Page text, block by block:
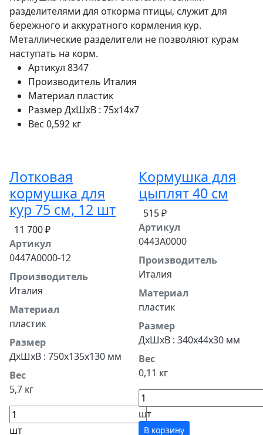
разделителями для откорма птицы, служит для
бережного и аккуратного кормления кур.
Металлические разделители не позволяют курам
наступать на корм.
Артикул 8347
Производитель Италия
Материал пластик
Размер ДхШхВ : 75х14х7
Вес 0,592 кг
Лотковая
кормушка для
кур 75 см, 12 шт
11 700 ₽
Артикул
0447A0000-12
Производитель
Италия
Материал
пластик
Размер
ДхШхВ : 750x135x130 мм
Вес
5,7 кг
шт
Кормушка для
цыплят 40 см
515 ₽
Артикул
0443A0000
Производитель
Италия
Материал
пластик
Размер
ДхШхВ : 340x44x30 мм
Вес
0,11 кг
шт
В корзину